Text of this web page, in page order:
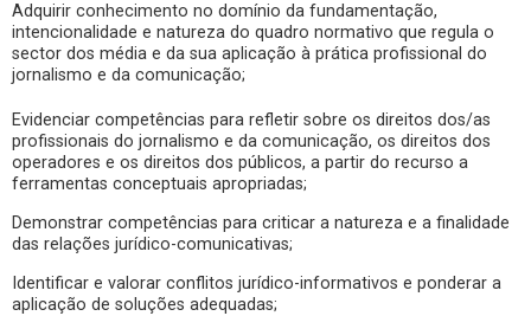
Adquirir conhecimento no domínio da fundamentação,
intencionalidade e natureza do quadro normativo que regula o
sector dos média e da sua aplicação à prática profissional do
jornalismo e da comunicação;
Evidenciar competências para refletir sobre os direitos dos/as
profissionais do jornalismo e da comunicação, os direitos dos
operadores e os direitos dos públicos, a partir do recurso a
ferramentas conceptuais apropriadas;
Demonstrar competências para criticar a natureza e a finalidade
das relações jurídico-comunicativas;
Identificar e valorar conflitos jurídico-informativos e ponderar a
aplicação de soluções adequadas;